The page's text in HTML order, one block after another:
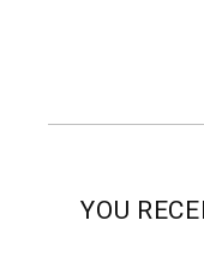
YOU